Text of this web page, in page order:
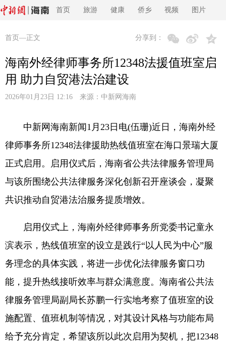
首页 旅游 健康 侨乡 视频 图片
首页 —正文 分享到：
海南外经律师事务所12348法援值班室启
用 助力自贸港法治建设
2026年01月23日 12:16 来源： 中新网海南
中新网海南新闻1月23日电(伍珊)近日，海南外经
律师事务所12348法律援助热线值班室在海口景瑞大厦
正式启用。启用仪式后，海南省公共法律服务管理局
与该所围绕公共法律服务深化创新召开座谈会，凝聚
共识推动自贸港法治服务提质增效。
启用仪式上，海南外经律师事务所党委书记童永
滨表示，热线值班室的设立是践行“以人民为中心”服
务理念的具体实践，将进一步优化法律服务窗口功
能，提升热线接听效率与群众满意度。海南省公共法
律服务管理局副局长苏鹏一行实地考察了值班室的设
施配置、值班机制等情况，对其设计风格与功能布局
给予充分肯定，希望该所以此次启用为契机，把12348